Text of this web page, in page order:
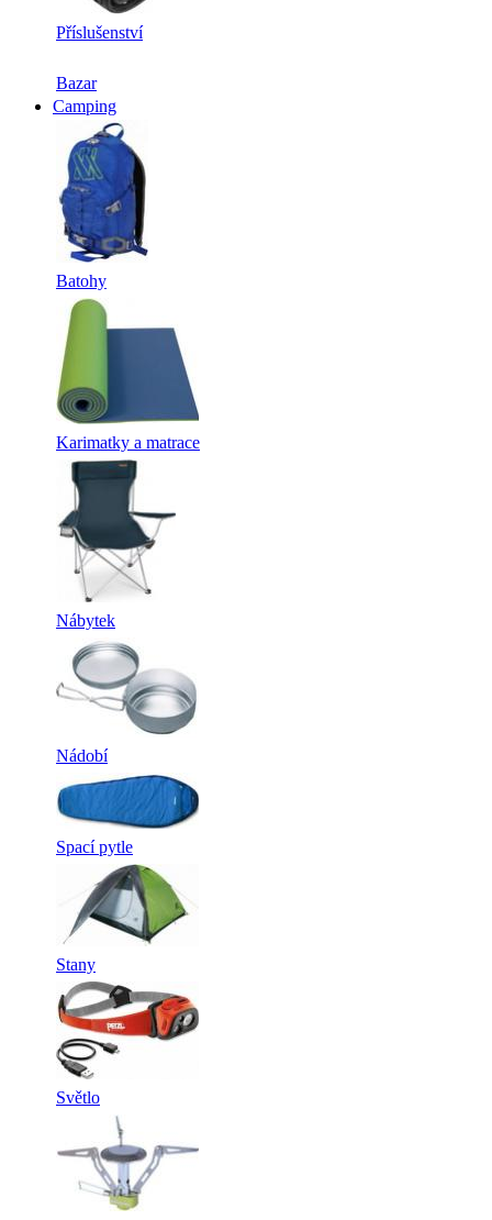
Příslušenství
Bazar
Camping
Batohy
Karimatky a matrace
Nábytek
Nádobí
Spací pytle
Stany
Světlo